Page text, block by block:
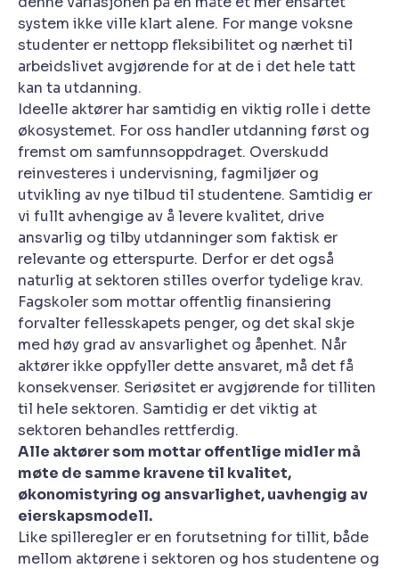
system ikke ville klart alene. For mange voksne
studenter er nettopp fleksibilitet og nærhet til
arbeidslivet avgjørende for at de i det hele tatt
kan ta utdanning.
Ideelle aktører har samtidig en viktig rolle i dette
økosystemet. For oss handler utdanning først og
fremst om samfunnsoppdraget. Overskudd
reinvesteres i undervisning, fagmiljøer og
utvikling av nye tilbud til studentene. Samtidig er
vi fullt avhengige av å levere kvalitet, drive
ansvarlig og tilby utdanninger som faktisk er
relevante og etterspurte. Derfor er det også
naturlig at sektoren stilles overfor tydelige krav.
Fagskoler som mottar offentlig finansiering
forvalter fellesskapets penger, og det skal skje
med høy grad av ansvarlighet og åpenhet. Når
aktører ikke oppfyller dette ansvaret, må det få
konsekvenser. Seriøsitet er avgjørende for tilliten
til hele sektoren. Samtidig er det viktig at
sektoren behandles rettferdig.
Alle aktører som mottar offentlige midler må
møte de samme kravene til kvalitet,
økonomistyring og ansvarlighet, uavhengig av
eierskapsmodell.
Like spilleregler er en forutsetning for tillit, både
mellom aktørene i sektoren og hos studentene og